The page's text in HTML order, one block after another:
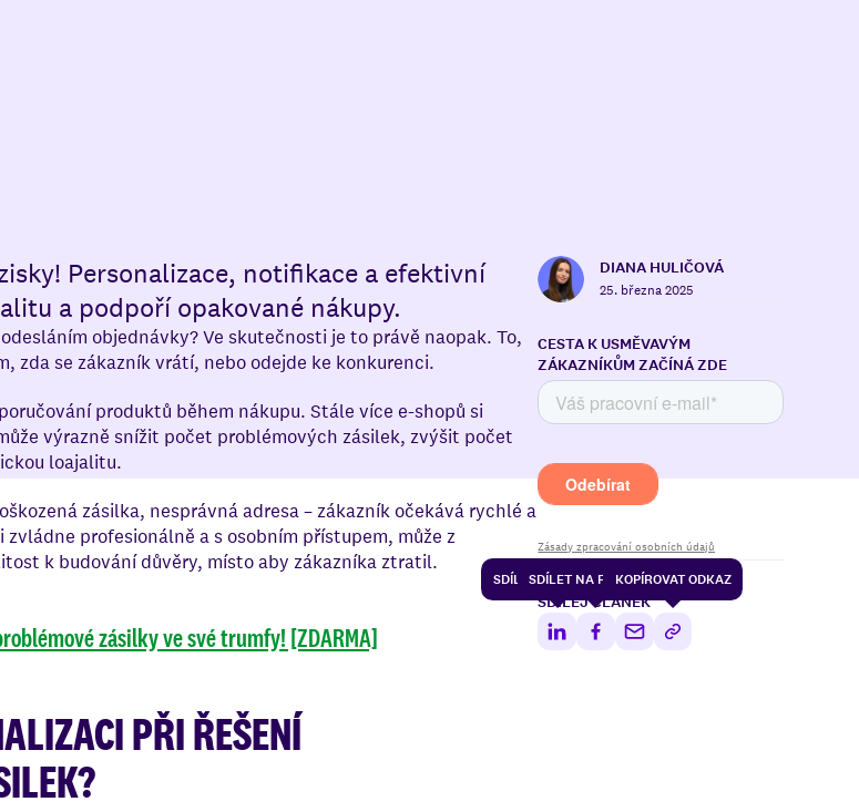
Personalizace, notifikace a efektivní
a podpoří opakované nákupy.
objednávky? Ve skutečnosti je to právě naopak. To,
zda se zákazník vrátí, nebo odejde ke konkurenci.
produktů během nákupu. Stále více e-shopů si
výrazně snížit počet problémových zásilek, zvýšit počet
loajalitu.
zásilka, nesprávná adresa – zákazník očekává rychlé a
profesionálně a s osobním přístupem, může z
k budování důvěry, místo aby zákazníka ztratil.
zásilky ve své trumfy! [ZDARMA]
PŘI ŘEŠENÍ
DIANA HULIČOVÁ
25. března 2025
CESTA K USMĚVAVÝM
ZÁKAZNÍKŮM ZAČÍNÁ ZDE
Zásady zpracování osobních údajů
SDÍLEJ ČLÁNEK
SDÍLET NA LINKEDIN
SDÍLET NA FACEBOOKKOPÍROVAT ODKAZ